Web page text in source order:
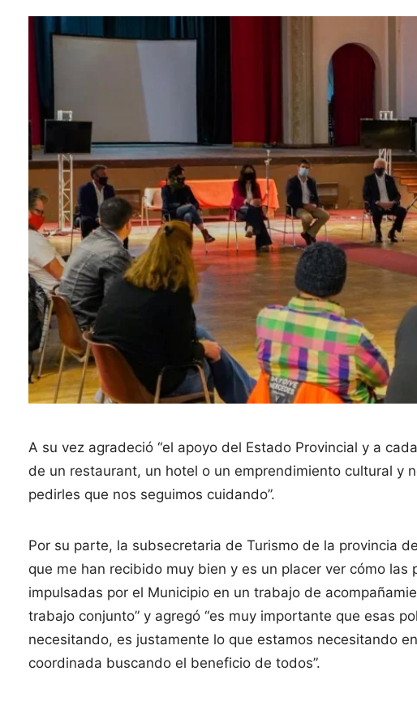
A su vez agradeció “el apoyo del Estado Provincial y a
de un restaurant, un hotel o un emprendimiento cultural y
pedirles que nos seguimos cuidando”.
Por su parte, la subsecretaria de Turismo de la provincia
que me han recibido muy bien y es un placer ver cómo las
impulsadas por el Municipio en un trabajo de
trabajo conjunto” y agregó “es muy importante que esas
necesitando, es justamente lo que estamos necesitando
coordinada buscando el beneficio de todos”.